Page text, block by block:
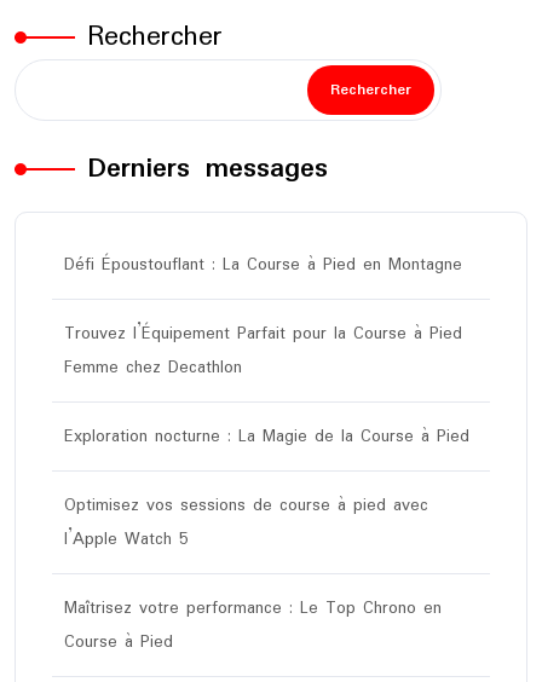
Rechercher
Rechercher
Derniers messages
Défi Époustouflant : La Course à Pied en Montagne
Trouvez l’Équipement Parfait pour la Course à Pied
Femme chez Decathlon
Exploration nocturne : La Magie de la Course à Pied
Optimisez vos sessions de course à pied avec
l’Apple Watch 5
Maîtrisez votre performance : Le Top Chrono en
Course à Pied